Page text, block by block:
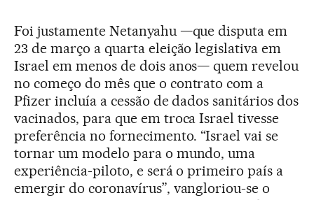
Foi justamente Netanyahu —que disputa em
23 de março a quarta eleição legislativa em
Israel em menos de dois anos— quem revelou
no começo do mês que o contrato com a
Pfizer incluía a cessão de dados sanitários dos
vacinados, para que em troca Israel tivesse
preferência no fornecimento. “Israel vai se
tornar um modelo para o mundo, uma
experiência-piloto, e será o primeiro país a
emergir do coronavírus”, vangloriou-se o